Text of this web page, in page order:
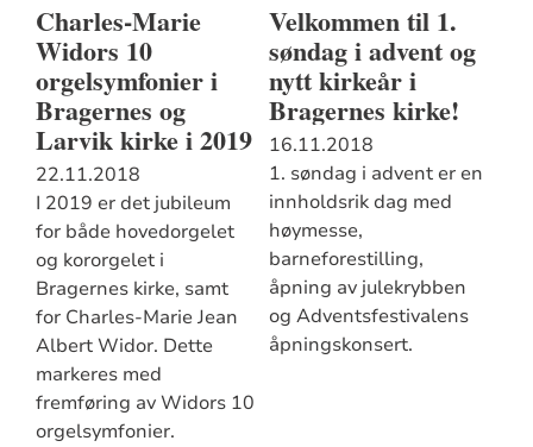
Charles-Marie
Widors 10
orgelsymfonier i
Bragernes og
Larvik kirke i 2019
22.11.2018
I 2019 er det jubileum
for både hovedorgelet
og kororgelet i
Bragernes kirke, samt
for Charles-Marie Jean
Albert Widor. Dette
markeres med
fremføring av Widors 10
orgelsymfonier.
Velkommen til 1.
søndag i advent og
nytt kirkeår i
Bragernes kirke!
16.11.2018
1. søndag i advent er en
innholdsrik dag med
høymesse,
barneforestilling,
åpning av julekrybben
og Adventsfestivalens
åpningskonsert.